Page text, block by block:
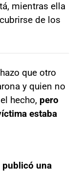
mientras ella
de los
que otro
y quien no
hecho, pero
estaba
publicó una